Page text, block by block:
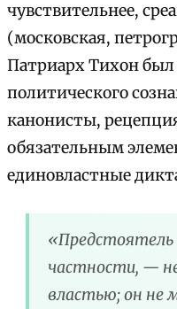
чувствительнее,
(московская,
Патриарх Тихон был
политического
канонисты,
обязательным
единовластные
«Предстоятель
частности, —
властью; он не